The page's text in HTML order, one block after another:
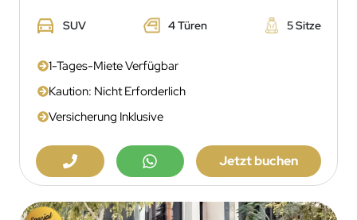
SUV 4 Türen 5 Sitze
1-Tages-Miete Verfügbar
Kaution: Nicht Erforderlich
Versicherung Inklusive
Jetzt buchen